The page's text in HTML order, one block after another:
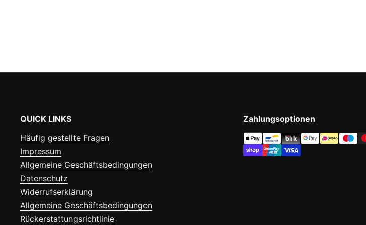
QUICK LINKS
Häufig gestellte Fragen
Impressum
Allgemeine Geschäftsbedingungen
Datenschutz
Widerrufserklärung
Allgemeine Geschäftsbedingungen
Rückerstattungsrichtlinie
Zahlungsoptionen